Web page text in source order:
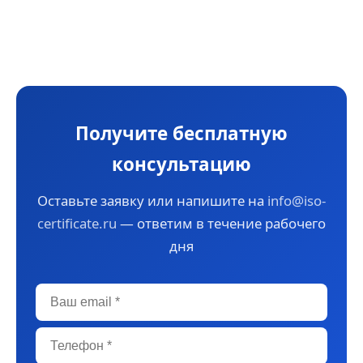
Получите бесплатную
консультацию
Оставьте заявку или напишите на info@iso-
certificate.ru — ответим в течение рабочего
дня